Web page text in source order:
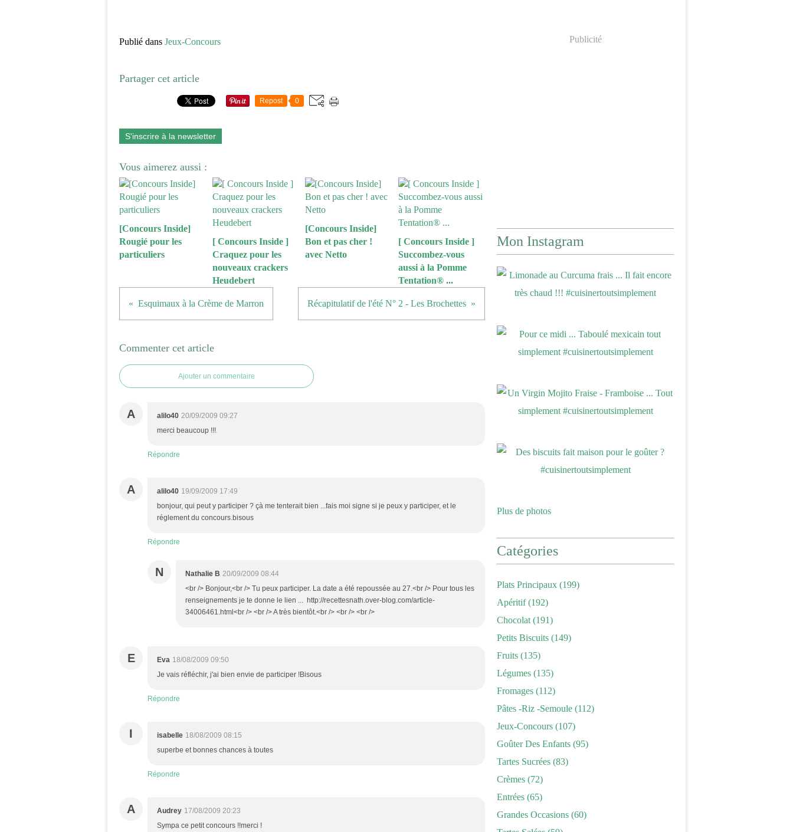
Publié dans Jeux-Concours
Partager cet article
Repost 0
S'inscrire à la newsletter
Vous aimerez aussi :
[Concours Inside]
Rougié pour les
particuliers
[ Concours Inside ]
Craquez pour les
nouveaux crackers
Heudebert
[Concours Inside]
Bon et pas cher !
avec Netto
[ Concours Inside ]
Succombez-vous
aussi à la Pomme
Tentation® ...
Esquimaux à la Crème de Marron Récapitulatif de l'été N° 2 - Les Brochettes
Commenter cet article
Ajouter un commentaire
A alilo40 20/09/2009 09:27
merci beaucoup !!!
Répondre
A alilo40 19/09/2009 17:49
bonjour, qui peut y participer ? çà me tenterait bien ...fais moi signe si je peux y participer, et le
réglement du concours.bisous
Répondre
N Nathalie B 20/09/2009 08:44
<br /> Bonjour,<br /> Tu peux participer. La date a été repoussée au 27.<br /> Pour tous les
renseignements je te donne le lien ... http://recettesnath.over-blog.com/article-
34006461.html<br /> <br /> A très bientôt.<br /> <br /> <br />
E Eva 18/08/2009 09:50
Je vais réfléchir, j'ai bien envie de participer !Bisous
Répondre
I isabelle 18/08/2009 08:15
superbe et bonnes chances à toutes
Répondre
A Audrey 17/08/2009 20:23
Sympa ce petit concours !!merci !
Publicité
Mon Instagram
Plus de photos
Catégories
Plats Principaux (199)
Apéritif(192)
Chocolat (191)
Petits Biscuits (149)
Fruits (135)
Légumes (135)
Fromages (112)
Pâtes -riz -semoule (112)
Jeux-Concours (107)
Goûter Des Enfants (95)
Tartes Sucrées (83)
Crèmes (72)
Entrées (65)
Grandes Occasions (60)